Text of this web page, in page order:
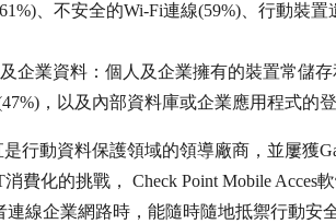
、不安全的Wi-Fi連線(59%)、行動裝置
企業資料：個人及企業擁有的裝置常儲
，以及內部資料庫或企業應用程式的登
行動資料保護領域的領導廠商，並屢獲
費化的挑戰， Check Point Mobile Acces
線企業網路時，能隨時隨地抵禦行動安全